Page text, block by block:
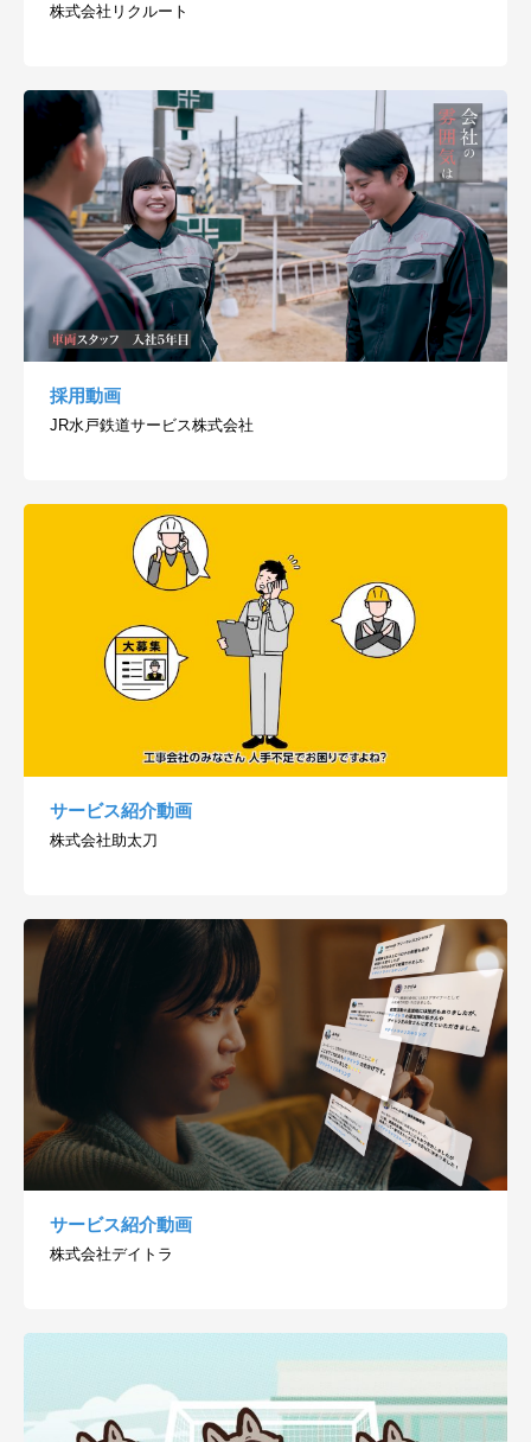
株式会社リクルート
採用動画
JR水戸鉄道サービス株式会社
サービス紹介動画
株式会社助太刀
サービス紹介動画
株式会社デイトラ